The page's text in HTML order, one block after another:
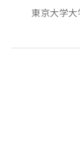
東京大学